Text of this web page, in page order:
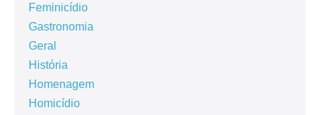
Feminicídio
Gastronomia
Geral
História
Homenagem
Homicídio